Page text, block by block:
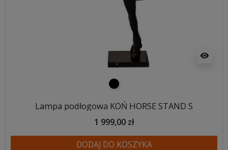
visibility
czarny
Lampa podłogowa KOŃ HORSE STAND S
1 999,00 zł
DODAJ DO KOSZYKA